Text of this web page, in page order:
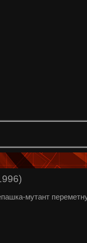
мутант